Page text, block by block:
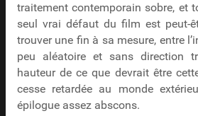
traitement contemporain sobre, et
seul vrai défaut du film est peut-
trouver une fin à sa mesure, entre
peu aléatoire et sans direction
hauteur de ce que devrait être
cesse retardée au monde
épilogue assez abscons.